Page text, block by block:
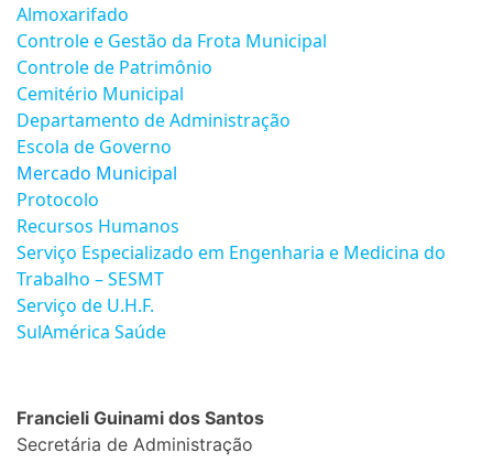
Almoxarifado
Controle e Gestão da Frota Municipal
Controle de Patrimônio
Cemitério Municipal
Departamento de Administração
Escola de Governo
Mercado Municipal
Protocolo
Recursos Humanos
Serviço Especializado em Engenharia e Medicina do
Trabalho – SESMT
Serviço de U.H.F.
SulAmérica Saúde
Francieli Guinami dos Santos
Secretária de Administração